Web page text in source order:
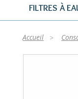
FILTRES À
Accueil